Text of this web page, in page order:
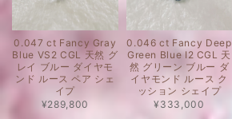
0.047 ct Fancy Gray
Blue VS2 CGL 天然 グ
レイ ブルー ダイヤモ
ンド ルース ペア シェ
イプ
¥289,800
0.046 ct Fancy Deep
Green Blue I2 CGL 天
然 グリーン ブルー ダ
イヤモンド ルース ク
ッション シェイプ
¥333,000